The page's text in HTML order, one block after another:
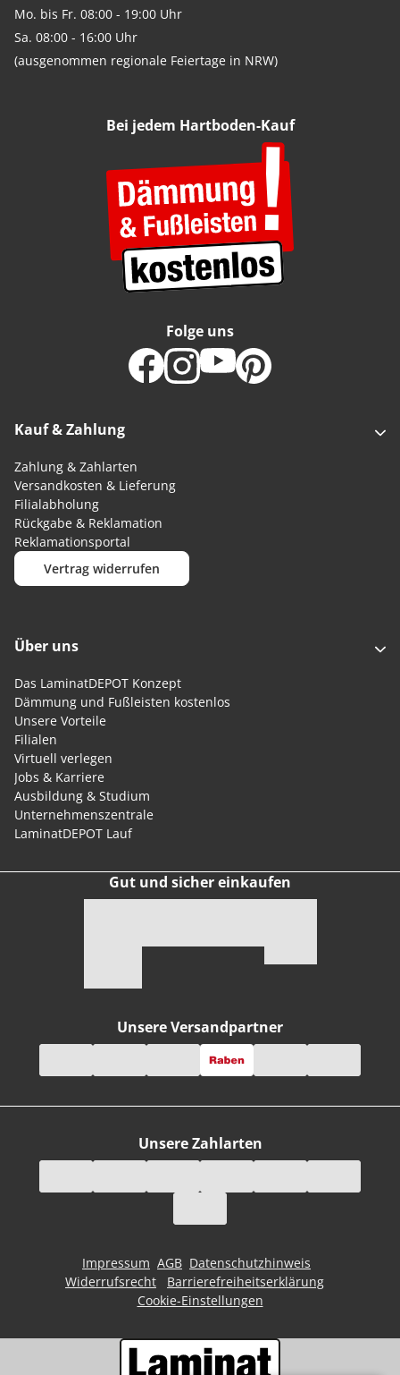
Mo. bis Fr. 08:00 - 19:00 Uhr
Sa. 08:00 - 16:00 Uhr
(ausgenommen regionale Feiertage in NRW)
Bei jedem Hartboden-Kauf
Kauf & Zahlung
Zahlung & Zahlarten
Versandkosten & Lieferung
Filialabholung
Rückgabe & Reklamation
Reklamationsportal
Vertrag widerrufen
Folge uns
Über uns
Das LaminatDEPOT Konzept
Dämmung und Fußleisten kostenlos
Unsere Vorteile
Filialen
Virtuell verlegen
Jobs & Karriere
Ausbildung & Studium
Unternehmenszentrale
LaminatDEPOT Lauf
Gut und sicher einkaufen
Unsere Zahlarten
Unsere Versandpartner
Impressum AGB Datenschutzhinweis
Widerrufsrecht
Barrierefreiheitserklärung
Cookie-Einstellungen